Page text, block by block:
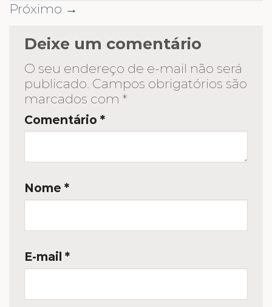
Próximo →
Deixe um comentário
O seu endereço de e-mail não será
publicado. Campos obrigatórios são
marcados com *
Comentário *
Nome *
E-mail *